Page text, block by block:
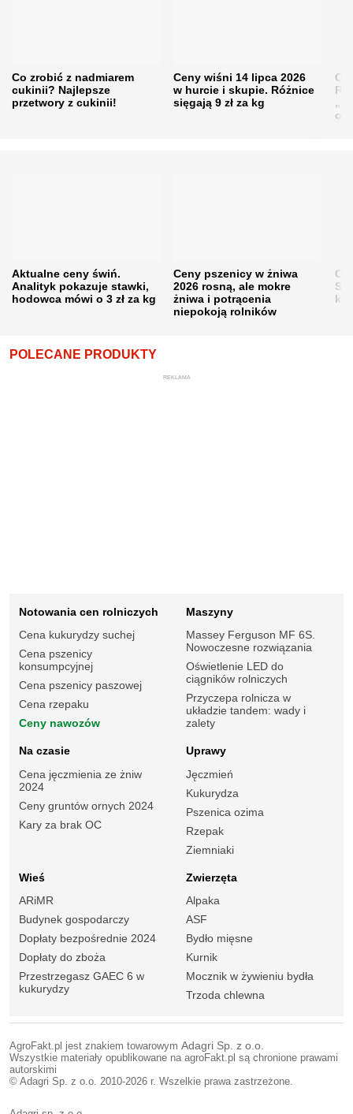
Co zrobić z nadmiarem
cukinii? Najlepsze
przetwory z cukinii!
Ceny wiśni 14 lipca 2026
w hurcie i skupie. Różnice
sięgają 9 zł za kg
Aktualne ceny świń.
Analityk pokazuje stawki,
hodowca mówi o 3 zł za kg
Ceny pszenicy w żniwa
2026 rosną, ale mokre
żniwa i potrącenia
niepokoją rolników
POLECANE PRODUKTY
REKLAMA
Notowania cen rolniczych
Cena kukurydzy suchej
Cena pszenicy
konsumpcyjnej
Cena pszenicy paszowej
Cena rzepaku
Ceny nawozów
Maszyny
Massey Ferguson MF 6S.
Nowoczesne rozwiązania
Oświetlenie LED do
ciągników rolniczych
Przyczepa rolnicza w
układzie tandem: wady i
zalety
Na czasie
Cena jęczmienia ze żniw
2024
Ceny gruntów ornych 2024
Kary za brak OC
Uprawy
Jęczmień
Kukurydza
Pszenica ozima
Rzepak
Ziemniaki
Wieś
ARiMR
Budynek gospodarczy
Dopłaty bezpośrednie 2024
Dopłaty do zboża
Przestrzegasz GAEC 6 w
kukurydzy
Zwierzęta
Alpaka
ASF
Bydło mięsne
Kurnik
Mocznik w żywieniu bydła
Trzoda chlewna
AgroFakt.pl jest znakiem towarowym Adagri Sp. z o.o.
Wszystkie materiały opublikowane na agroFakt.pl są chronione prawami
autorskimi
© Adagri Sp. z o.o. 2010-2026 r. Wszelkie prawa zastrzeżone.